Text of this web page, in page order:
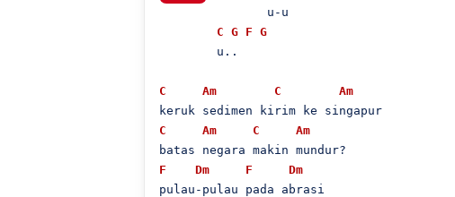
               u-u
C G F G
        u..
C Am C
Am
C
Am C
Am
F
Dm F
Dm